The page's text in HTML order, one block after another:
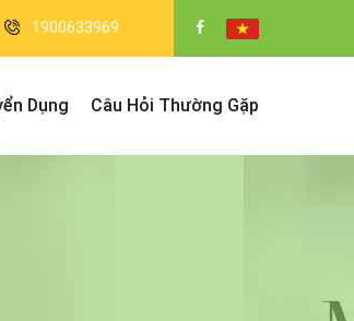
1900633969
Dụng Câu Hỏi Thường Gặp